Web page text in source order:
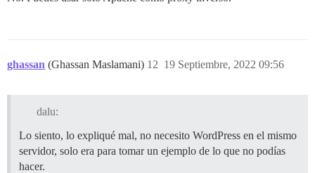
ghassan (Ghassan Maslamani) 19 Septiembre, 2022 09:56
12
dalu:
Lo siento, lo expliqué mal, no necesito WordPress en el mismo
servidor, solo era para tomar un ejemplo de lo que no podías
hacer.